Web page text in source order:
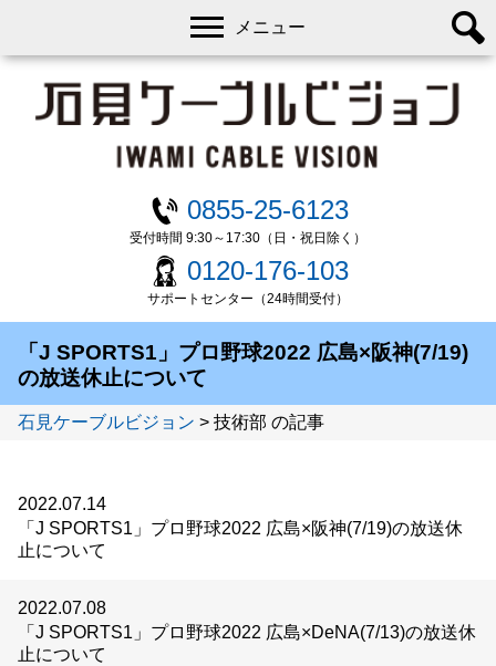
0855-25-6123
受付時間 9:30～17:30（日・祝日除く）
0120-176-103
サポートセンター（24時間受付）
メニュー
「J SPORTS1」プロ野球2022 広島×阪神(7/19)
の放送休止について
石見ケーブルビジョン > 技術部 の記事
2022.07.14
「J SPORTS1」プロ野球2022 広島×阪神(7/19)の放送休
止について
2022.07.08
「J SPORTS1」プロ野球2022 広島×DeNA(7/13)の放送休
止について